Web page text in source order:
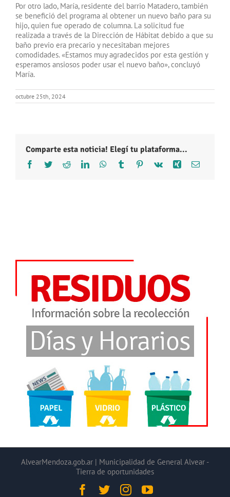
Por otro lado, María, residente del barrio Matadero, también
se benefició del programa al obtener un nuevo baño para su
hijo, quien fue operado de columna. La solicitud fue
realizada a través de la Dirección de Hábitat debido a que su
baño previo era precario y necesitaban mejores
comodidades. «Estamos muy agradecidos por esta gestión y
esperamos ansiosos poder usar el nuevo baño», concluyó
María.
octubre 25th, 2024
Comparte esta noticia! Elegí tu plataforma...
Facebook
TwitterRedditLinkedInWhatsApp
Tumblr Pinterest
Vk Xing Correo
AlvearMendoza.gob.ar | Municipalidad de General Alvear -
Tierra de oportunidades
Facebook
TwitterInstagramYouTube